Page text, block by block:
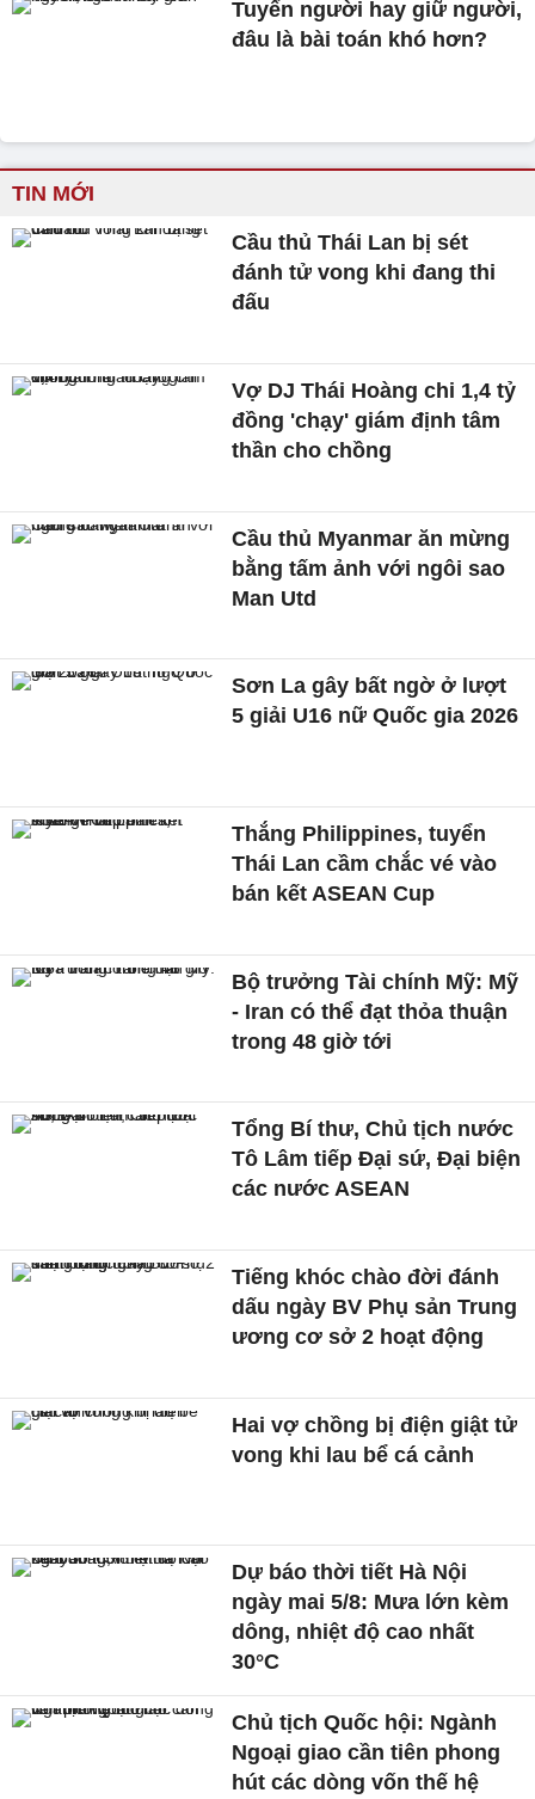
Tuyển người hay giữ người,
đâu là bài toán khó hơn?
TIN MỚI
Cầu thủ Thái Lan bị sét
đánh tử vong khi đang thi
đấu
Vợ DJ Thái Hoàng chi 1,4 tỷ
đồng 'chạy' giám định tâm
thần cho chồng
Cầu thủ Myanmar ăn mừng
bằng tấm ảnh với ngôi sao
Man Utd
Sơn La gây bất ngờ ở lượt
5 giải U16 nữ Quốc gia 2026
Thắng Philippines, tuyển
Thái Lan cầm chắc vé vào
bán kết ASEAN Cup
Bộ trưởng Tài chính Mỹ: Mỹ
- Iran có thể đạt thỏa thuận
trong 48 giờ tới
Tổng Bí thư, Chủ tịch nước
Tô Lâm tiếp Đại sứ, Đại biện
các nước ASEAN
Tiếng khóc chào đời đánh
dấu ngày BV Phụ sản Trung
ương cơ sở 2 hoạt động
Hai vợ chồng bị điện giật tử
vong khi lau bể cá cảnh
Dự báo thời tiết Hà Nội
ngày mai 5/8: Mưa lớn kèm
dông, nhiệt độ cao nhất
30°C
Chủ tịch Quốc hội: Ngành
Ngoại giao cần tiên phong
hút các dòng vốn thế hệ